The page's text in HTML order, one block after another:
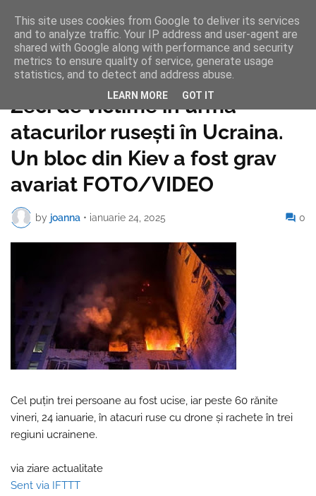
Pagina de pornire
Zeci de victime în urma
atacurilor rusești în Ucraina.
Un bloc din Kiev a fost grav
avariat FOTO/VIDEO
by joanna • ianuarie 24, 2025 0
Cel puţin trei persoane au fost ucise, iar peste 60 rănite
vineri, 24 ianuarie, în atacuri ruse cu drone şi rachete în trei
regiuni ucrainene.
via ziare actualitate
Sent via IFTTT
This site uses cookies from Google to deliver its services
and to analyze traffic. Your IP address and user-agent are
shared with Google along with performance and security
metrics to ensure quality of service, generate usage
statistics, and to detect and address abuse.
LEARN MORE GOT IT